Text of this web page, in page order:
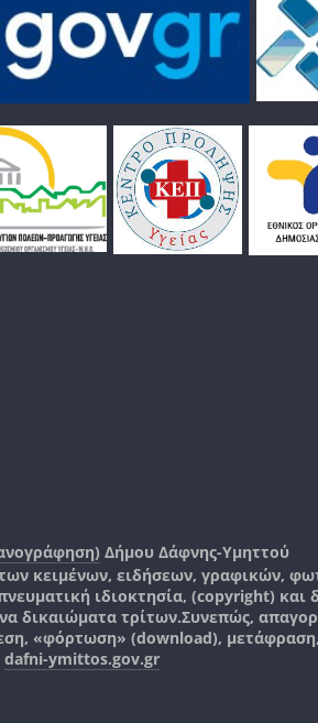
Δήμου Δάφνης-Υμηττού
κειμένων, ειδήσεων, γραφικών,
ιδιοκτησία, (copyright) και
δικαιώματα τρίτων.Συνεπώς,
«φόρτωση» (download),
dafni-ymittos.gov.gr